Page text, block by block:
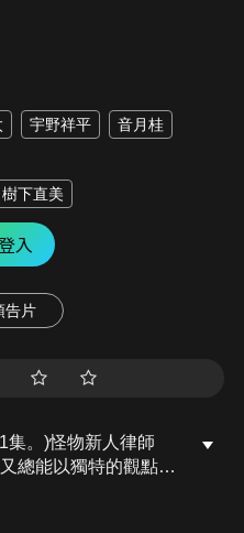
宇野祥平
音月桂
樹下直美
入
告片
集。)怪物新人律師
總能以獨特的觀點看